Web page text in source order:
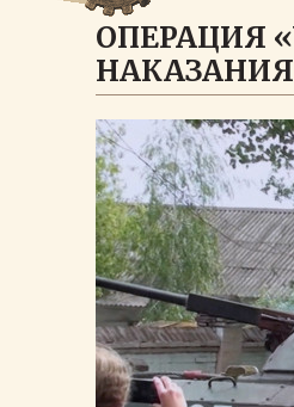
ОПЕРАЦИЯ
НАКАЗАНИЯ